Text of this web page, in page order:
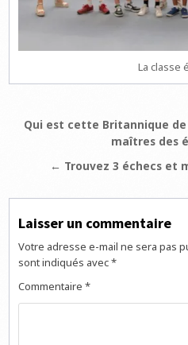
La classe
Navigation
l’article
Qui est cette Britannique
maîtres des
← Trouvez 3 échecs et
Laisser un commentaire
Votre adresse e-mail ne sera pas
sont indiqués avec*
Commentaire*